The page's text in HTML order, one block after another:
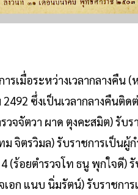
เมื่อระหว่างเวลากลางคืน
ซึ่งเป็นเวลากลางคืนติ
จัตวา ผาด ตุงคะสมิต) รับร
จิตรวิมล) รับราชการเป็นผู้
(ร้อยตำรวจโท ธนู พุกใจดี)
เอก แนบ นิ่มรัตน์) รับราชกา